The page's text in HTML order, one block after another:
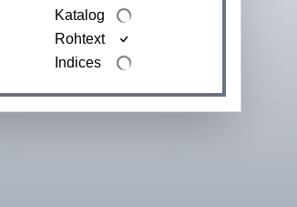
Katalog
Rohtext
Indices